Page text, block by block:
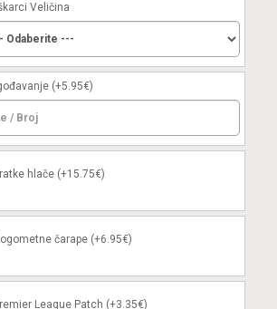
Veličina
(+5.95€)
hlače (+15.75€)
čarape (+6.95€)
League Patch (+3.35€)